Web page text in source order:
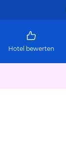
Hotel bewerten